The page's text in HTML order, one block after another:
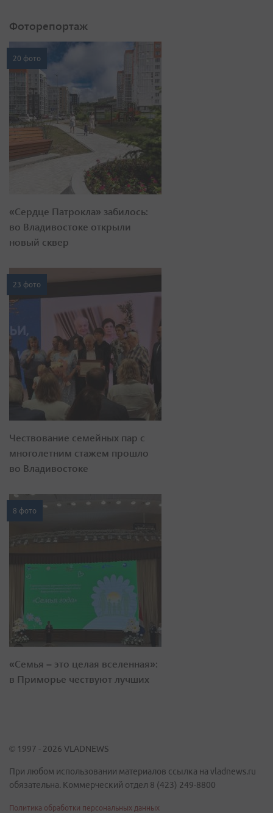
Фоторепортаж
20 фото
«Сердце Патрокла» забилось:
во Владивостоке открыли
новый сквер
23 фото
Чествование семейных пар с
многолетним стажем прошло
во Владивостоке
8 фото
«Семья – это целая вселенная»:
в Приморье чествуют лучших
© 1997 - 2026 VLADNEWS
При любом использовании материалов ссылка на vladnews.ru
обязательна. Коммерческий отдел 8 (423) 249-8800
Политика обработки персональных данных